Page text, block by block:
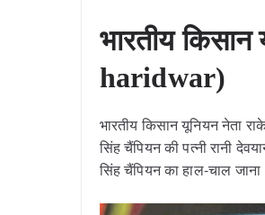
भारतीय
haridwar)
भारतीय किसान यूनियन नेता
सिंह चैंपियन की पत्नी रानी
सिंह चैंपियन का हाल-चाल